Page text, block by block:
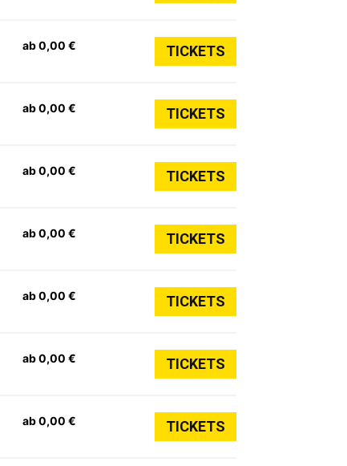
ab 0,00 € TICKETS
ab 0,00 € TICKETS
ab 0,00 € TICKETS
ab 0,00 € TICKETS
ab 0,00 € TICKETS
ab 0,00 € TICKETS
ab 0,00 € TICKETS